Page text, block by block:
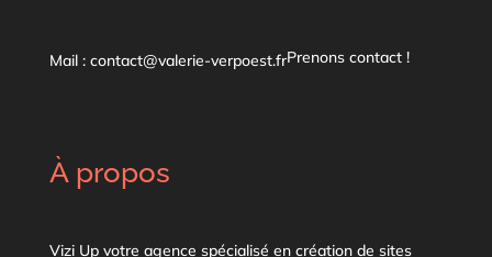
Mail : contact@valerie-verpoest.frPrenons contact !
À propos
Vizi Up votre agence spécialisé en création de sites